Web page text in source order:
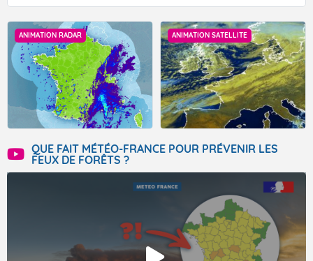
ANIMATION RADAR ANIMATION SATELLITE
QUE FAIT MÉTÉO-FRANCE POUR PRÉVENIR LES
FEUX DE FORÊTS ?